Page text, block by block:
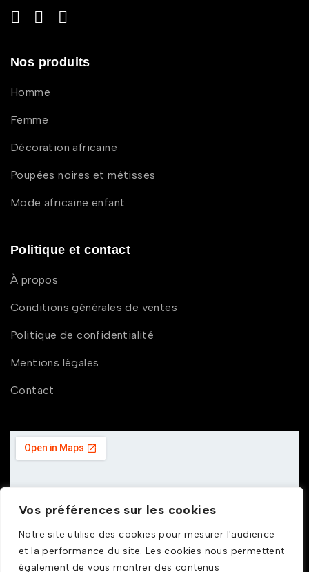
Vos préférences sur les cookies
Notre site utilise des cookies pour mesurer l'audience
et la performance du site. Les cookies nous permettent
également de vous montrer des contenus
Nos produits
Homme
Femme
Décoration africaine
Poupées noires et métisses
Mode africaine enfant
Politique et contact
À propos
Conditions générales de ventes
Politique de confidentialité
Mentions légales
Contact